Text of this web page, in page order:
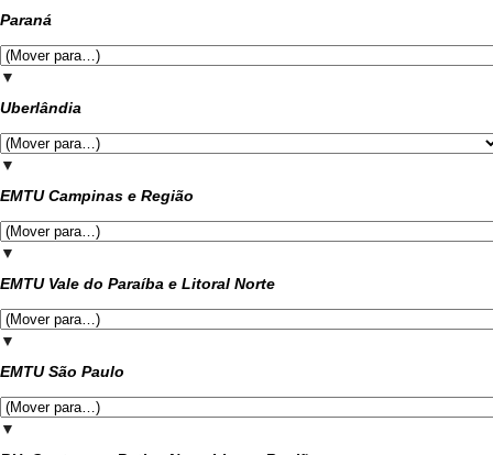
Paraná
▼
Uberlândia
▼
EMTU Campinas e Região
▼
EMTU Vale do Paraíba e Litoral Norte
▼
EMTU São Paulo
▼